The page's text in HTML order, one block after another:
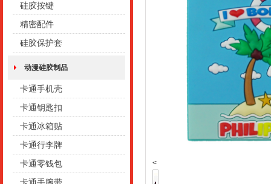
硅胶按键
精密配件
硅胶保护套
动漫硅胶制品
卡通手机壳
卡通钥匙扣
卡通冰箱贴
卡通行李牌
卡通零钱包
<